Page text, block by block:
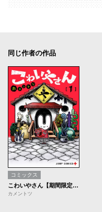
同じ作者の作品
コミックス
こわいやさん【期間限定無料】
カメントツ